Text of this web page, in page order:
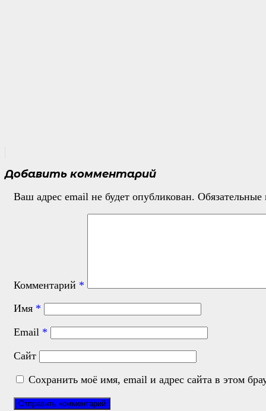
Добавить комментарий
Ваш адрес email не будет опубликован.
Комментарий *
Имя *
Email *
Сайт
Сохранить моё имя, email и адрес сайта в этом